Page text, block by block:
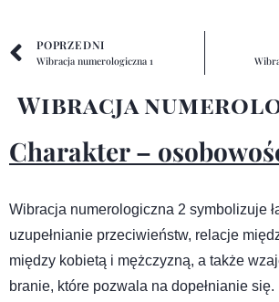
POPRZEDNI
Wibracja numerologiczna 1
Wibracja
Charakter –
Wibracja numerologiczna 2 symbolizuje
uzupełnianie przeciwieństw, relacje
między kobietą i mężczyzną, a także
branie, które pozwala na dopełnianie się.